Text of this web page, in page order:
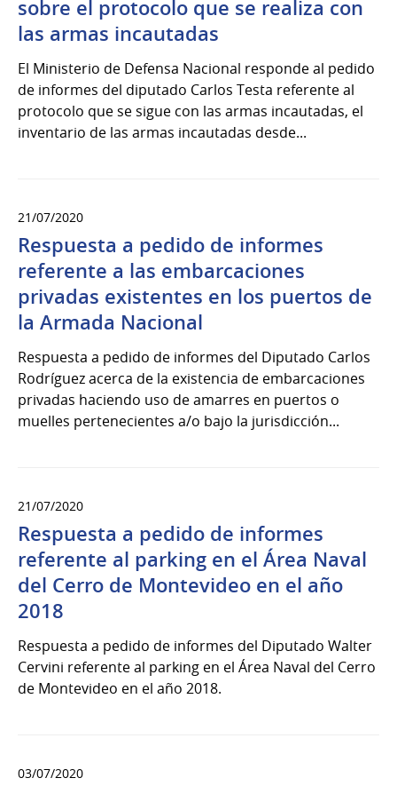
sobre el protocolo que se realiza con
las armas incautadas
El Ministerio de Defensa Nacional responde al pedido
de informes del diputado Carlos Testa referente al
protocolo que se sigue con las armas incautadas, el
inventario de las armas incautadas desde...
21/07/2020
Respuesta a pedido de informes
referente a las embarcaciones
privadas existentes en los puertos de
la Armada Nacional
Respuesta a pedido de informes del Diputado Carlos
Rodríguez acerca de la existencia de embarcaciones
privadas haciendo uso de amarres en puertos o
muelles pertenecientes a/o bajo la jurisdicción...
21/07/2020
Respuesta a pedido de informes
referente al parking en el Área Naval
del Cerro de Montevideo en el año
2018
Respuesta a pedido de informes del Diputado Walter
Cervini referente al parking en el Área Naval del Cerro
de Montevideo en el año 2018.
03/07/2020